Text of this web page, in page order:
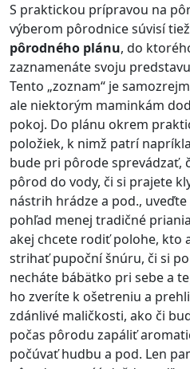
S praktickou prípravou na
výberom pôrodnice súvisí tiež
pôrodného plánu, do
zaznamenáte svoju
Tento „zoznam“ je
ale niektorým maminkám
pokoj. Do plánu okrem
položiek, k nimž patrí
bude pri pôrode sprevádzať,
pôrod do vody, či si prajete
nástrih hrádze a pod.,
pohľad menej tradičné
akej chcete rodiť polohe, kto
strihať pupoční šnúru, či si
necháte bábätko pri sebe a
ho zveríte k ošetreniu a
zdánlivé maličkosti, ako či
počas pôrodu zapáliť
počúvať hudbu a pod. Len